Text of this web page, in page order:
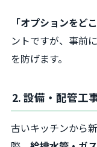
「オプションをど
ントですが、事前
を防げます。
2. 設備・配管工
古いキッチンから